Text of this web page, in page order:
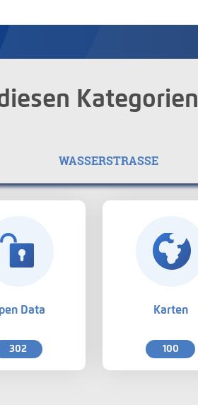
Kategorien
WASSERSTRASSE
Data
302
Karten
100